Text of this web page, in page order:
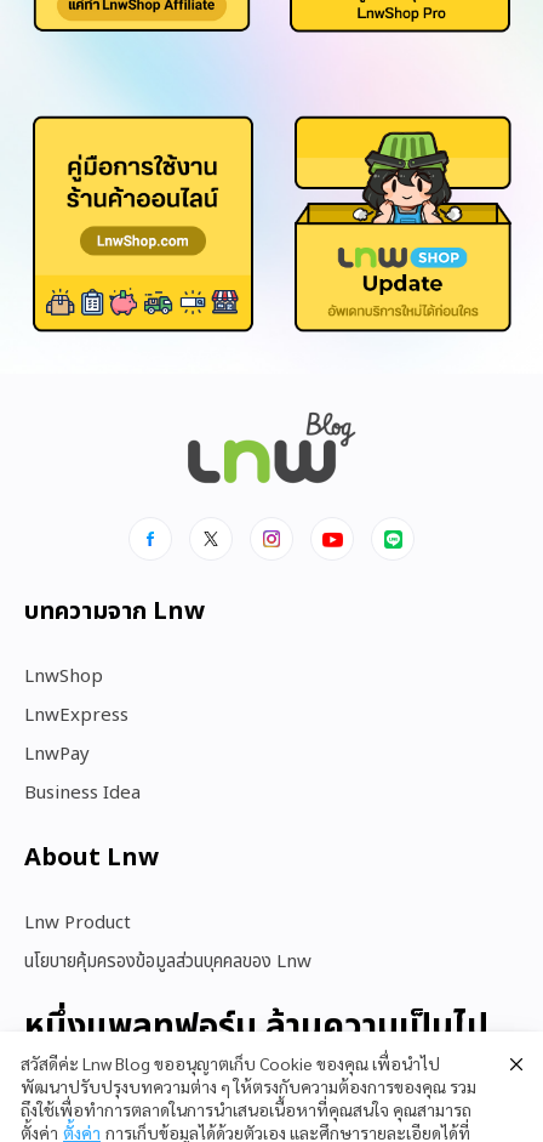
บทความจาก Lnw
LnwShop
LnwExpress
LnwPay
Business Idea
About Lnw​
Lnw Product
นโยบายคุ้มครองข้อมูลส่วนบุคคลของ Lnw
หนึ่งแพลทฟอร์ม ล้านความเป็นไป
ได้
สวัสดีค่ะ Lnw Blog ขออนุญาตเก็บ Cookie ของคุณ เพื่อนำไป
พัฒนาปรับปรุงบทความต่าง ๆ ให้ตรงกับความต้องการของคุณ รวม
ถึงใช้เพื่อทำการตลาดในการนำเสนอเนื้อหาที่คุณสนใจ คุณสามารถ
ตั้งค่า ตั้งค่า การเก็บข้อมูลได้ด้วยตัวเอง และศึกษารายละเอียดได้ที่